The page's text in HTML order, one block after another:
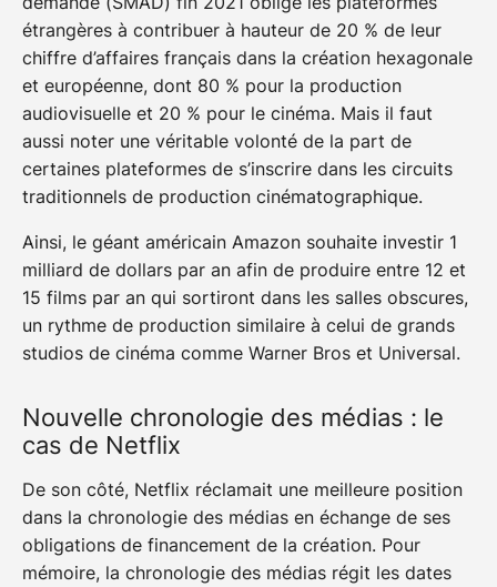
étrangères à contribuer à hauteur de 20 % de leur
chiffre d’affaires français dans la création hexagonale
et européenne, dont 80 % pour la production
audiovisuelle et 20 % pour le cinéma. Mais il faut
aussi noter une véritable volonté de la part de
certaines plateformes de s’inscrire dans les circuits
traditionnels de production cinématographique.
Ainsi, le géant américain Amazon souhaite investir 1
milliard de dollars par an afin de produire entre 12 et
15 films par an qui sortiront dans les salles obscures,
un rythme de production similaire à celui de grands
studios de cinéma comme Warner Bros et Universal.
Nouvelle chronologie des médias : le
cas de Netflix
De son côté, Netflix réclamait une meilleure position
dans la chronologie des médias en échange de ses
obligations de financement de la création. Pour
mémoire, la chronologie des médias régit les dates